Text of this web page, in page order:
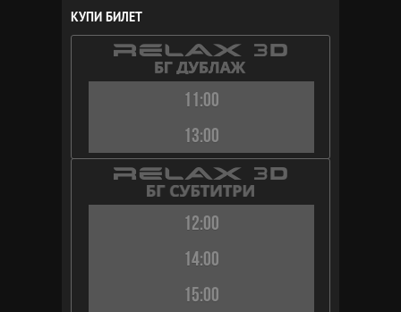
КУПИ БИЛЕТ
11:00
13:00
12:00
14:00
15:00